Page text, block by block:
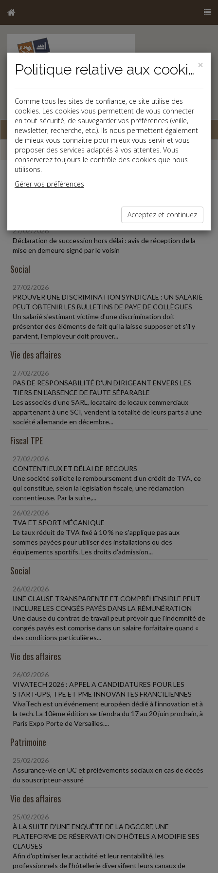
Base documentaire
Dépêches
Liste des dernières dépêches
27/02/2026
Déclaration de succession hors délai : avis de réception de la
mise en demeure signé par le voisin
Social
27/02/2026
PROUVER UNE DISCRIMINATION SYNDICALE : UN SALARIÉ
PEUT OBTENIR LES BULLETINS DE PAYE DE COLLÈGUES
Un salarié s'estimant victime d'une discrimination doit
présenter des éléments de fait qui la laisse supposer et s'il y
parvient, l'employeur doit prouver...
Vie des affaires
27/02/2026
PAS DE RESPONSABILITÉ D'UN DIRIGEANT ENVERS LES
TIERS EN L'ABSENCE DE FAUTE SÉPARABLE
Les associés d'une SARL, locataire de locaux commerciaux
appartenant à une SCI, vendent la totalité de leurs parts à une
société allemande en décembre...
Fiscal TPE
27/02/2026
CONTENTIEUX ET DÉLAI DE RECOURS
Une société sollicite le remboursement d'un crédit de TVA, ce
qui constitue, selon la législation fiscale, une réclamation
contentieuse. Par la suite,...
26/02/2026
TVA ET SPORT MÉCANIQUE
Le taux réduit de TVA fixé à 10 % ne s'applique pas aux
sommes payées pour utiliser des installations ou des
équipements sportifs. Les droits d'admission...
Social
26/02/2026
UNE CLAUSE TRANSPARENTE ET COMPRÉHENSIBLE PEUT
INCLURE LES CONGÉS PAYÉS DANS LA RÉMUNÉRATION
Une clause du contrat de travail peut prévoir que l'indemnité de
congés payés est comprise dans un salaire forfaitaire quand «
des conditions particulières...
Vie des affaires
26/02/2026
VIVATECH 2026 : APPEL A CANDIDATURES POUR LES
START-UPS, TPE ET PME INNOVANTES FRANCILIENNES
VivaTech est un événement européen dédié à l'innovation et à
la tech. La 10ème édition se tiendra du 17 au 20 juin prochain, à
Paris Expo Porte de Versailles....
Patrimoine
25/02/2026
Assurance-vie en UC et prélèvements sociaux en cas de décès
du souscripteur-assuré
Vie des affaires
25/02/2026
À LA SUITE D'UNE ENQUÊTE DE LA DGCCRF, UNE
PLATEFORME DE RÉSERVATION D'HÔTELS A MODIFIE SES
CLAUSES
Afin d'optimiser leur activité et leur rentabilité, les
professionnels de l'hôtellerie diversifient leurs canaux de
×
Politique relative aux cookies
Comme tous les sites de confiance, ce site utilise des
cookies. Les cookies vous permettent de vous connecter
en tout sécurité, de sauvegarder vos préférences (veille,
newsletter, recherche, etc.). Ils nous permettent également
de mieux vous connaitre pour mieux vous servir et vous
proposer des services adaptés à vos attentes. Vous
conserverez toujours le contrôle des cookies que nous
utilisons.
Gérer vos préférences
Acceptez et continuez